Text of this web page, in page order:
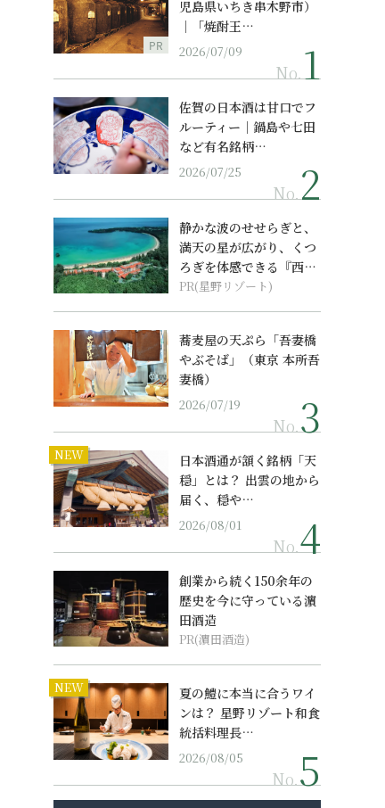
PR
児島県いちき串木野市）
｜「焼酎王…
2026/07/09
No.
佐賀の日本酒は甘口でフ
ルーティー｜鍋島や七田
など有名銘柄…
2026/07/25
No.
静かな波のせせらぎと、
満天の星が広がり、くつ
ろぎを体感できる『西表
島ホテル by...
PR(星野リゾート)
蕎麦屋の天ぷら「吾妻橋
やぶそば」（東京 本所吾
妻橋）
2026/07/19
No.
NEW
日本酒通が頷く銘柄「天
穏」とは？ 出雲の地から
届く、穏や…
2026/08/01
No.
創業から続く150余年の
歴史を今に守っている濵
田酒造
PR(濵田酒造)
NEW
夏の鱧に本当に合うワイ
ンは？ 星野リゾート和食
統括料理長…
2026/08/05
No.